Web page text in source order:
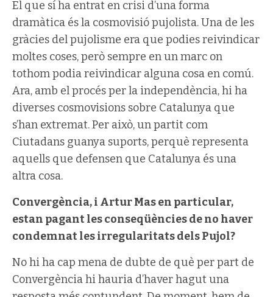
El que sí ha entrat en crisi d’una forma
dramàtica és la cosmovisió pujolista. Una de les
gràcies del pujolisme era que podies reivindicar
moltes coses, però sempre en un marc on
tothom podia reivindicar alguna cosa en comú.
Ara, amb el procés per la independència, hi ha
diverses cosmovisions sobre Catalunya que
s’han extremat. Per això, un partit com
Ciutadans guanya suports, perquè representa
aquells que defensen que Catalunya és una
altra cosa.
Convergència, i Artur Mas en particular,
estan pagant les conseqüències de no haver
condemnat les irregularitats dels Pujol?
No hi ha cap mena de dubte de què per part de
Convergència hi hauria d’haver hagut una